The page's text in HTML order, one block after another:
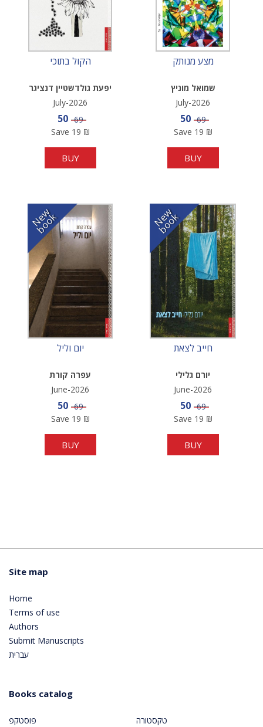
הקול בתוכי
יפעת גולדשטיין דנציגר
July-2026
Sale price
50 Price
69
Save 19 ₪
BUY
מצע מנותק
שמואל מוניץ
July-2026
Sale price
50 Price
69
Save 19 ₪
BUY
N
e
w
b
o
o
k
יום וליל
עפרה קורת
June-2026
Sale price
50 Price
69
Save 19 ₪
BUY
N
e
w
b
o
o
k
חייב לצאת
יורם גלילי
June-2026
Sale price
50 Price
69
Save 19 ₪
BUY
Site map
Home
Terms of use
Authors
Submit Manuscripts
עברית
Books catalog
פוסטקפ
טקסטורה